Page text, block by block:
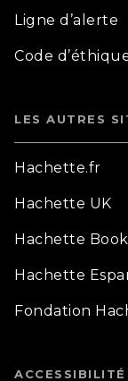
Ligne d’alerte
Code
LES AUTRES
Hachette.fr
Hachette UK
Hachette
Hachette
Fondation
ACCESSIBILITÉ